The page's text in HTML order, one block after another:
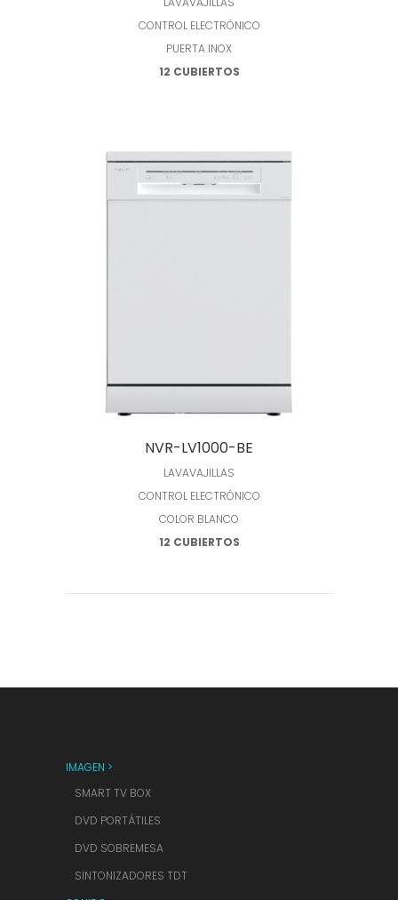
CONTROL ELECTRÓNICO
PUERTA INOX
12 CUBIERTOS
NVR-LV1000-BE
LAVAVAJILLAS
CONTROL ELECTRÓNICO
COLOR BLANCO
12 CUBIERTOS
IMAGEN >
SMART TV BOX
DVD PORTÁTILES
DVD SOBREMESA
SINTONIZADORES TDT